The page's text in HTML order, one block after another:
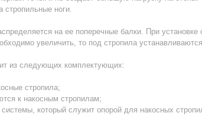
стропильные ноги.
на ее поперечные балки. При
увеличить, то под стропила
из следующих комплектующих:
стропила;
к накосным стропилам;
который служит опорой для накосных